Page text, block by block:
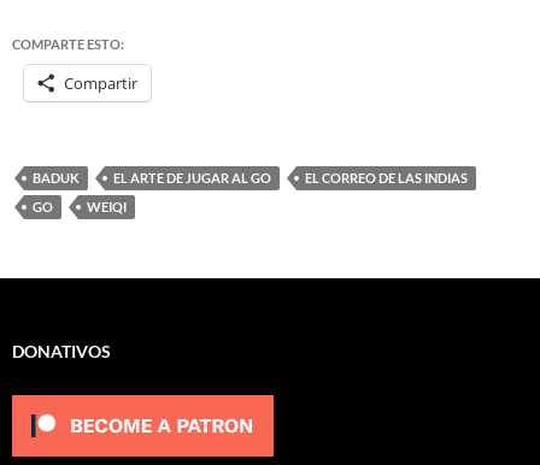
COMPARTE ESTO:
Compartir
BADUK EL ARTE DE JUGAR AL GO
EL CORREO DE LAS INDIAS
GO
WEIQI
DONATIVOS